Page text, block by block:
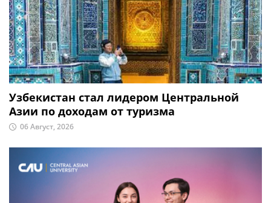
Узбекистан стал лидером Центральной
Азии по доходам от туризма
06 Август, 2026